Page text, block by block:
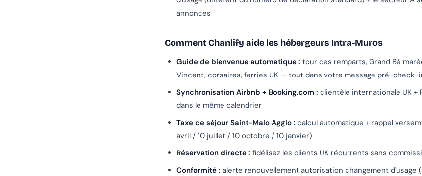
annonces
Comment Chanlify aide les hébergeurs Intra-Muros
Guide de bienvenue automatique : tour des remparts, Grand Bé
Vincent, corsaires, ferries UK — tout dans votre message pré-check-
Synchronisation Airbnb + Booking.com : clientèle internationale UK +
dans le même calendrier
Taxe de séjour Saint-Malo Agglo : calcul automatique + rappel
avril / 10 juillet / 10 octobre / 10 janvier)
Réservation directe : fidélisez les clients UK récurrents sans
Conformité : alerte renouvellement autorisation changement d'usage